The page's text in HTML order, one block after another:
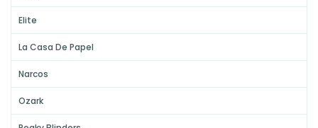
Elite
La Casa De Papel
Narcos
Ozark